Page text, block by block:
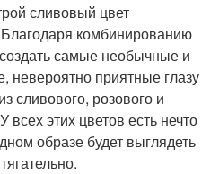
сливовый цвет
Благодаря комбинированию
самые необычные и
приятные глазу
сливового, розового и
всех этих цветов есть нечто
образе будет выглядеть